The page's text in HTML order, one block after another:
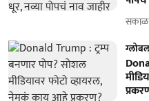
सकाळ